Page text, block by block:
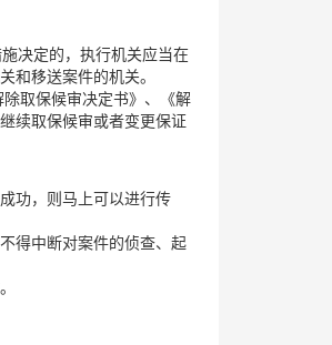
决定的，执行机关应当在
和移送案件的机关。
取保候审决定书》、《解
续取保候审或者变更保证
功，则马上可以进行传
得中断对案件的侦查、起